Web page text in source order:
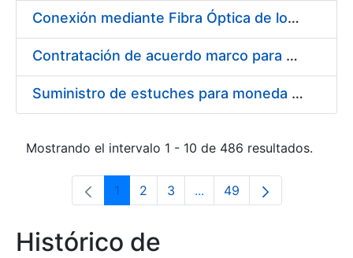
Conexión mediante Fibra Óptica de los Centros de Proceso de Datos (CPDs) de las sedes de la FNMT-RCM de Burgos y Madrid
Contratación de acuerdo marco para el Suministro de Material de Electricidad para la Fábrica Nacional de Moneda y Timbre-Real Casa de la Moneda en su centro de trabajo de Burgos
Suministro de estuches para moneda de 30 €
Mostrando el intervalo 1 - 10 de 486 resultados.
Página
1 Página
2 Página
3 ...Páginas intermedias Use
Página
49
Histórico de